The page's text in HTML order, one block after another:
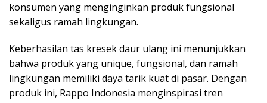
konsumen yang menginginkan produk fungsional
sekaligus ramah lingkungan.
Keberhasilan tas kresek daur ulang ini menunjukkan
bahwa produk yang unique, fungsional, dan ramah
lingkungan memiliki daya tarik kuat di pasar. Dengan
produk ini, Rappo Indonesia menginspirasi tren